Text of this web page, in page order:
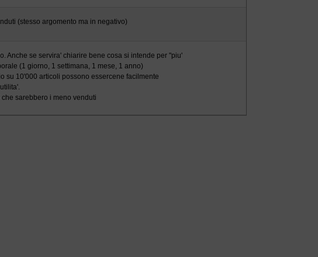
(stesso argomento ma in negativo)
Anche se servira' chiarire bene cosa si intende per "piu'
(1 giorno, 1 settimana, 1 mese, 1 anno)
su 10'000 articoli possono essercene facilmente
sarebbero i meno venduti